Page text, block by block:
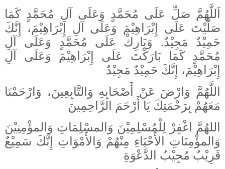
اَللَّهُمَّ صَلِّ عَلَى مُحَمَّدٍ وَعَلَى آلِ مُحَمَّدٍ كَمَا
صَلَّيْتَ عَلَى إِبْرَاهِيْمَ وَعَلَى آلِ إِبْرَاهِيْمَ، إِنَّكَ
حَمِيْدٌ مَجِيْدٌ. وَبَارِكْ عَلَى مُحَمَّدٍ وَعَلَى آلِ
مُحَمَّدٍ كَمَا بَارَكْتَ عَلَى إِبْرَاهِيْمَ وَعَلَى آلِ
إِبْرَاهِيْمَ، إِنَّكَ حَمِيْدٌ مَجِيْدٌ
اللَّهُمَّ وَارْضَ عَنْ أَصْحَابِهِ وَالتَّابِعِينَ، وَارْحَمْنَا
مَعَهُمْ بِرَحْمَتِكَ يَا أَرْحَمَ الرَّاحِمِينَ
اللهُمَّ اغْفِرْ لِلْمُسْلِمِيْنَ وَالمسْلِمَاتِ وَالمؤْمِنِيْنَ
وَالمؤْمِنَاتِ الأَحْيَاءِ مِنْهُمْ وَالأَمْوَاتِ إِنَّكَ سَمِيْعٌ
قَرِيْبٌ مُجِيْبُ الدَّعْوَةِ